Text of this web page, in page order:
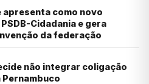
apresenta como novo
Cidadania e gera
da federação
não integrar coligação